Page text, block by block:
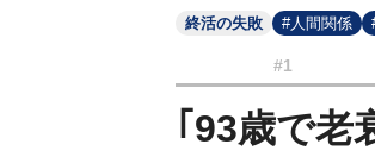
終活の失敗 #人間関係
#1
｢93歳で老